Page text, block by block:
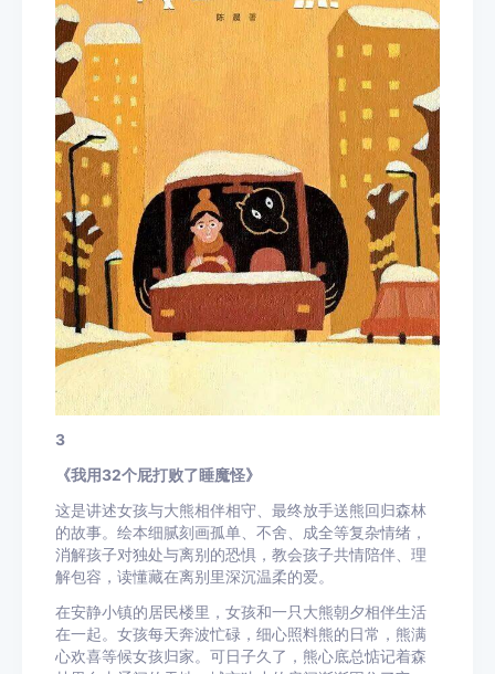
3
《我用32个屁打败了睡魔怪》
这是讲述女孩与大熊相伴相守、最终放手送熊回归森林
的故事。绘本细腻刻画孤单、不舍、成全等复杂情绪，
消解孩子对独处与离别的恐惧，教会孩子共情陪伴、理
解包容，读懂藏在离别里深沉温柔的爱。
在安静小镇的居民楼里，女孩和一只大熊朝夕相伴生活
在一起。女孩每天奔波忙碌，细心照料熊的日常，熊满
心欢喜等候女孩归家。可日子久了，熊心底总惦记着森